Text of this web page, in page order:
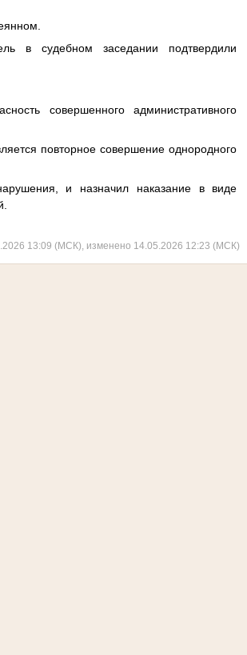
в судебном заседании подтвердили
совершенного административного
повторное совершение однородного
и назначил наказание в виде
13:09 (МСК), изменено 14.05.2026 12:23 (МСК)